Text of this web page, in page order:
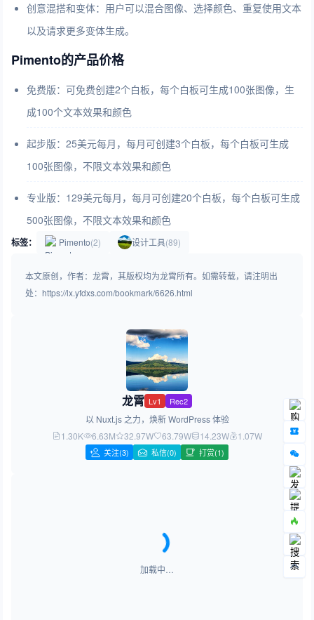
创意混搭和变体：用户可以混合图像、选择颜色、重复使用文本
以及请求更多变体生成。
Pimento的产品价格
免费版：可免费创建2个白板，每个白板可生成100张图像，生
成100个文本效果和颜色
起步版：25美元每月，每月可创建3个白板，每个白板可生成
100张图像，不限文本效果和颜色
专业版：129美元每月，每月可创建20个白板，每个白板可生成
500张图像，不限文本效果和颜色
标签： Pimento(2) 设计工具(89)
本文原创，作者：龙霄，其版权均为龙霄所有。如需转载，请注明出
处：https://lx.yfdxs.com/bookmark/6626.html
龙霄 Lv1 Rec2
以 Nuxt.js 之力，焕新 WordPress 体验
1.30K
6.63M 32.97W 63.79W 14.23W 1.07W
关注(3) 私信(0) 打赏(1)
加载中…